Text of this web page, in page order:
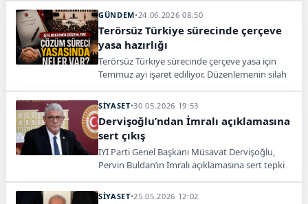
aldığı adli para cezasının ardından açıklama
Cumhuriyetimize karşı ayaklanan Şeyh Said
arasında hiçbir fark yok” dedi.
GÜNDEM•24.06.2026 08:50
Terörsüz Türkiye sürecinde çerçeve
yasa hazırlığı
Terörsüz Türkiye sürecinde çerçeve yasa için
Temmuz ayı işaret ediliyor. Düzenlemenin silah
bekleniyor.
SİYASET•30.05.2026 19:53
Dervişoğlu’ndan İmralı açıklamasına
sert çıkış
İYİ Parti Genel Başkanı Müsavat Dervişoğlu,
Pervin Buldan’ın İmralı açıklamasına sert tepki
SİYASET•25.05.2026 12:02